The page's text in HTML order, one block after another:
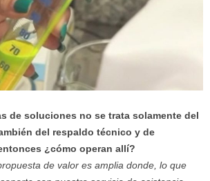
de soluciones no se trata solamente del
del respaldo técnico y de
¿cómo operan allí?
de valor es amplia donde, lo que